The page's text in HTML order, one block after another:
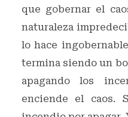
que gobernar el
naturaleza
lo hace
termina siendo un
apagando los
enciende el caos.